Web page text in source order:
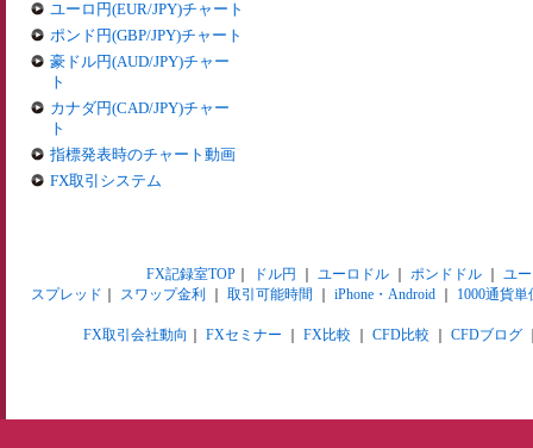
ユーロ円(EUR/JPY)チャート
ポンド円(GBP/JPY)チャート
豪ドル円(AUD/JPY)チャー
ト
カナダ円(CAD/JPY)チャー
ト
指標発表時のチャート動画
FX取引システム
FX記録室TOP｜ ドル円 ユーロドル｜ ポンドドル｜ ユ
スプレッド
スワップ金利 取引可能時間 iPhone・Android 1000通貨単
FX取引会社動向 FXセミナー FX比較 CFD比較 CFDブログ